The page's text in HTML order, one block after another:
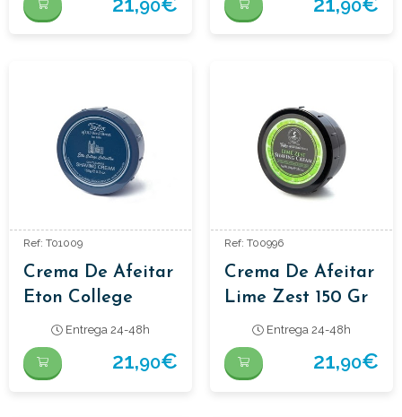
90 90
Ref: T01009
Crema De Afeitar
Eton College
Collection 150gr
Entrega 24-48h
21,90€
Ref: T00996
Crema De Afeitar
Lime Zest 150 Gr
Entrega 24-48h
21,90€